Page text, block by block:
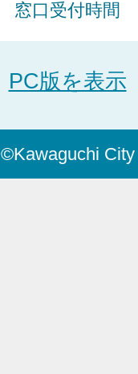
窓口受付時間
PC版を表示
©Kawaguchi City